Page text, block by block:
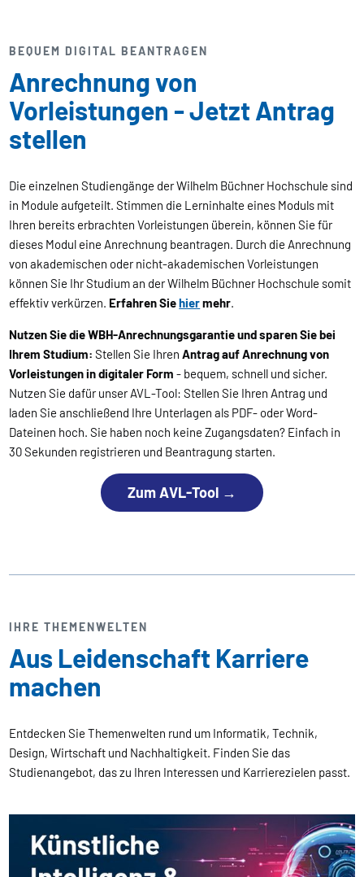
BEQUEM DIGITAL BEANTRAGEN
Anrechnung von
Vorleistungen - Jetzt Antrag
stellen
Die einzelnen Studiengänge der Wilhelm Büchner Hochschule sind
in Module aufgeteilt. Stimmen die Lerninhalte eines Moduls mit
Ihren bereits erbrachten Vorleistungen überein, können Sie für
dieses Modul eine Anrechnung beantragen. Durch die Anrechnung
von akademischen oder nicht-akademischen Vorleistungen
können Sie Ihr Studium an der Wilhelm Büchner Hochschule somit
effektiv verkürzen. Erfahren Siehiermehr.
Nutzen Sie die WBH-Anrechnungsgarantie und sparen Sie bei
Ihrem Studium:Stellen Sie IhrenAntrag auf Anrechnung von
Vorleistungen in digitaler Form - bequem, schnell und sicher.
Nutzen Sie dafür unser AVL-Tool: Stellen Sie Ihren Antrag und
laden Sie anschließend Ihre Unterlagen als PDF- oder Word-
Dateinen hoch. Sie haben noch keine Zugangsdaten? Einfach in
30 Sekunden registrieren und Beantragung starten.
Zum AVL-Tool →
IHRE THEMENWELTEN
Aus Leidenschaft Karriere
machen
Entdecken Sie Themenwelten rund um Informatik, Technik,
Design, Wirtschaft und Nachhaltigkeit. Finden Sie das
Studienangebot, das zu Ihren Interessen und Karrierezielen passt.